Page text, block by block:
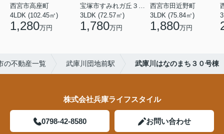
西宮市高座町
4LDK (102.45㎡)
1,280万円
宝塚市すみれガ丘３丁目
3LDK (72.57㎡)
1,780万円
西宮市田近野町
3LDK (75.84㎡)
1,880万円
の不動産一覧 武庫川団地前駅 武庫川はなのまち３０号棟
株式会社兵庫ライフスタイル
0798-42-8580 お問い合わせ